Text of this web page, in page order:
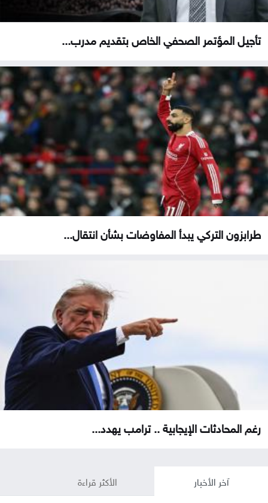
تأجيل المؤتمر الصحفي الخاص بتقديم مدرب...
طرابزون التركي يبدأ المفاوضات بشأن انتقال...
رغم المحادثات الإيجابية .. ترامب يهدد...
آخر الأخبار الأكثر قراءة